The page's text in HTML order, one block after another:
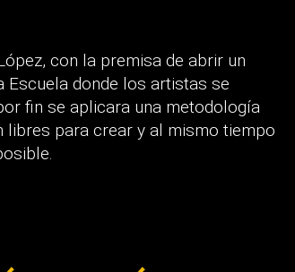
con la premisa de abrir un
Escuela donde los artistas se
fin se aplicara una metodología
libres para crear y al mismo tiempo